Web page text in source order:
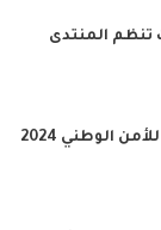
تنظم المنتدى
الوطني 2024